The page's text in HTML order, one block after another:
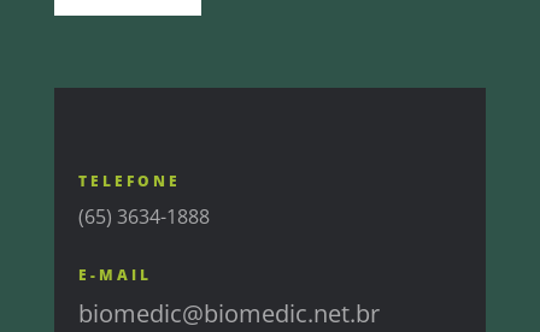
TELEFONE
(65) 3634-1888
E-MAIL
biomedic@biomedic.net.br